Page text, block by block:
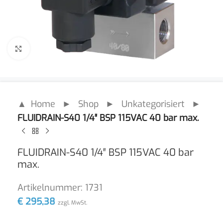
Click to enlarge
▲ Home ► Shop ► Unkategorisiert ►
FLUIDRAIN-S40 1/4″ BSP 115VAC 40 bar max.
FLUIDRAIN-S40 1/4″ BSP 115VAC 40 bar
max.
Artikelnummer: 1731
€ 295,38 zzgl. MwSt.